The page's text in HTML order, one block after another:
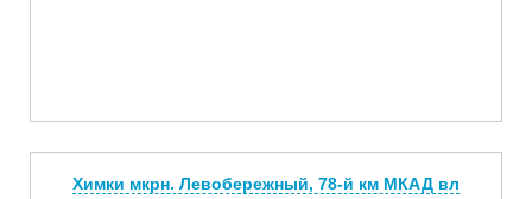
Химки мкрн. Левобережный, 78-й км МКАД вл